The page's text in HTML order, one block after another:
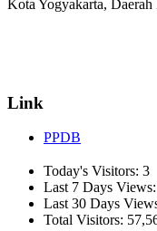
Kota Yogyakarta,
Link
PPDB
Today's Visitors: 3
Last 7 Days Views:
Last 30 Days
Total Visitors: